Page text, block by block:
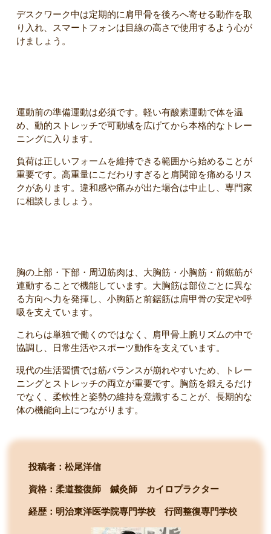
デスクワーク中は定期的に肩甲骨を後ろへ寄せる動作を取
り入れ、スマートフォンは目線の高さで使用するよう心が
けましょう。
運動前の準備運動は必須です。軽い有酸素運動で体を温
め、動的ストレッチで可動域を広げてから本格的なトレー
ニングに入ります。
負荷は正しいフォームを維持できる範囲から始めることが
重要です。高重量にこだわりすぎると肩関節を痛めるリス
クがあります。違和感や痛みが出た場合は中止し、専門家
に相談しましょう。
胸の上部・下部・周辺筋肉は、大胸筋・小胸筋・前鋸筋が
連動することで機能しています。大胸筋は部位ごとに異な
る方向へ力を発揮し、小胸筋と前鋸筋は肩甲骨の安定や呼
吸を支えています。
これらは単独で働くのではなく、肩甲骨上腕リズムの中で
協調し、日常生活やスポーツ動作を支えています。
現代の生活習慣では筋バランスが崩れやすいため、トレー
ニングとストレッチの両立が重要です。胸筋を鍛えるだけ
でなく、柔軟性と姿勢の維持を意識することが、長期的な
体の機能向上につながります。
投稿者：松尾洋信
資格：柔道整復師 鍼灸師 カイロプラクター
経歴：明治東洋医学院専門学校 行岡整復専門学校